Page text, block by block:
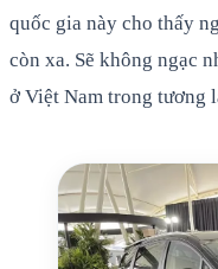
quốc gia này cho thấy
còn xa. Sẽ không ngạc
ở Việt Nam trong tương